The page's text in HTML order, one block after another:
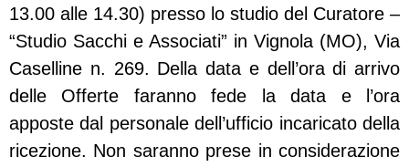
13.00 alle 14.30) presso lo studio del Curatore –
“Studio Sacchi e Associati” in Vignola (MO), Via
Caselline n. 269. Della data e dell’ora di arrivo
delle Offerte faranno fede la data e l’ora
apposte dal personale dell’ufficio incaricato della
ricezione. Non saranno prese in considerazione